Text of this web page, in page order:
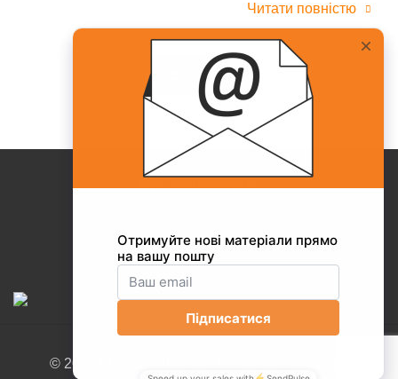
Читати повністю
Всі статті
Про Collaborator
© 2026 LMS Collaborator. Всі права захищені.